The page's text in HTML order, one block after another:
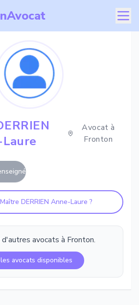
Avocat à
Fronton
DERRIEN Anne-Laure ?
avocats à Fronton.
avocats disponibles